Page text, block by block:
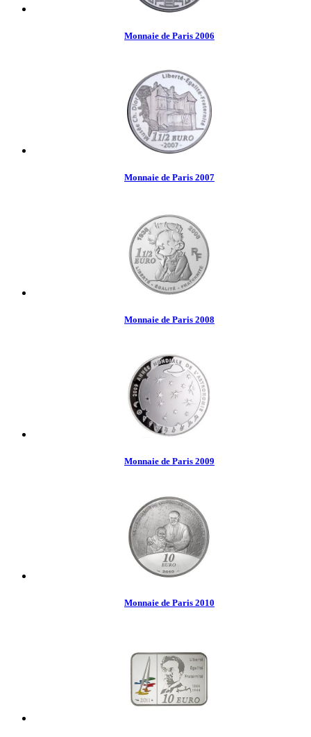
Monnaie de Paris 2006
Monnaie de Paris 2007
Monnaie de Paris 2008
Monnaie de Paris 2009
Monnaie de Paris 2010